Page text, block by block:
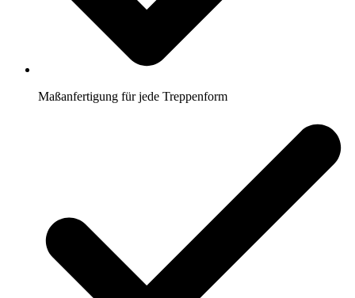
Maßanfertigung für jede Treppenform